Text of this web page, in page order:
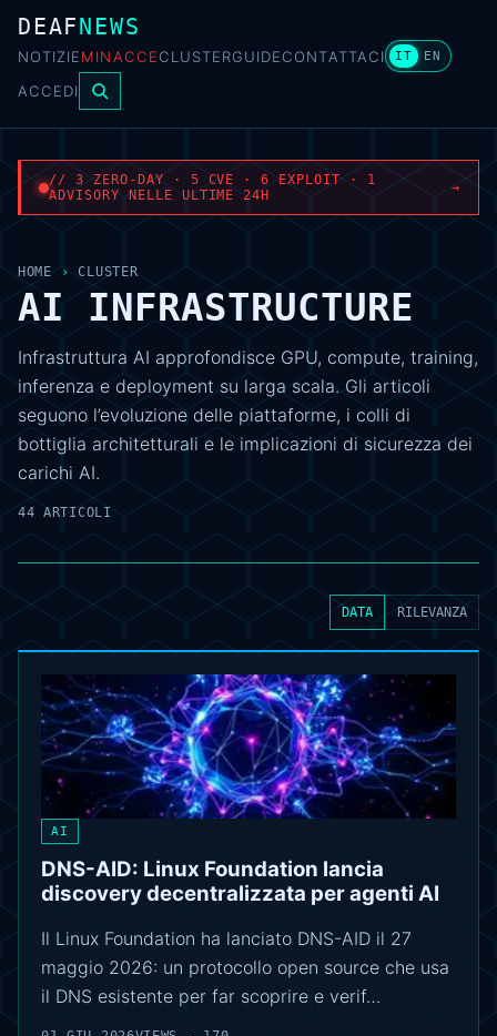
DEAFNEWS
NOTIZIEMINACCECLUSTERGUIDECONTATTACI IT EN
ACCEDI
// 3 ZERO-DAY · 5 CVE · 6 EXPLOIT · 1
ADVISORY NELLE ULTIME 24H
→
HOME › CLUSTER
AI INFRASTRUCTURE
Infrastruttura AI approfondisce GPU, compute, training,
inferenza e deployment su larga scala. Gli articoli
seguono l’evoluzione delle piattaforme, i colli di
bottiglia architetturali e le implicazioni di sicurezza dei
carichi AI.
44 ARTICOLI
DATA RILEVANZA
AI
DNS-AID: Linux Foundation lancia
discovery decentralizzata per agenti AI
Il Linux Foundation ha lanciato DNS-AID il 27
maggio 2026: un protocollo open source che usa
il DNS esistente per far scoprire e verif…